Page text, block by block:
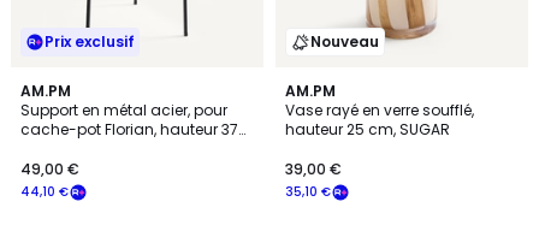
Prix exclusif
AM.PM
Support en métal acier, pour
cache-pot Florian, hauteur 37
44,10 €
49,00 €
Nouveau
AM.PM
Vase rayé en verre soufflé,
hauteur 25 cm, SUGAR
35,10 €
39,00 €